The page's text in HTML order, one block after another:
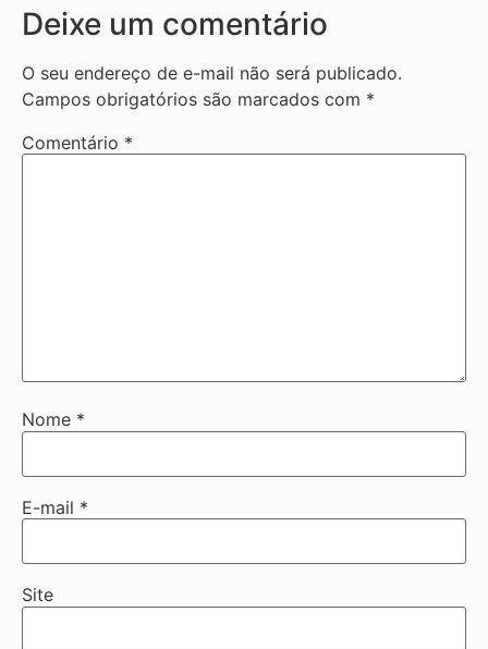
Deixe um comentário
O seu endereço de e-mail não será publicado.
Campos obrigatórios são marcados com *
Comentário *
Nome *
E-mail *
Site